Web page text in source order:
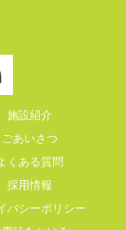
施設紹介
ごあいさつ
くある質問
採用情報
バシーポリシー